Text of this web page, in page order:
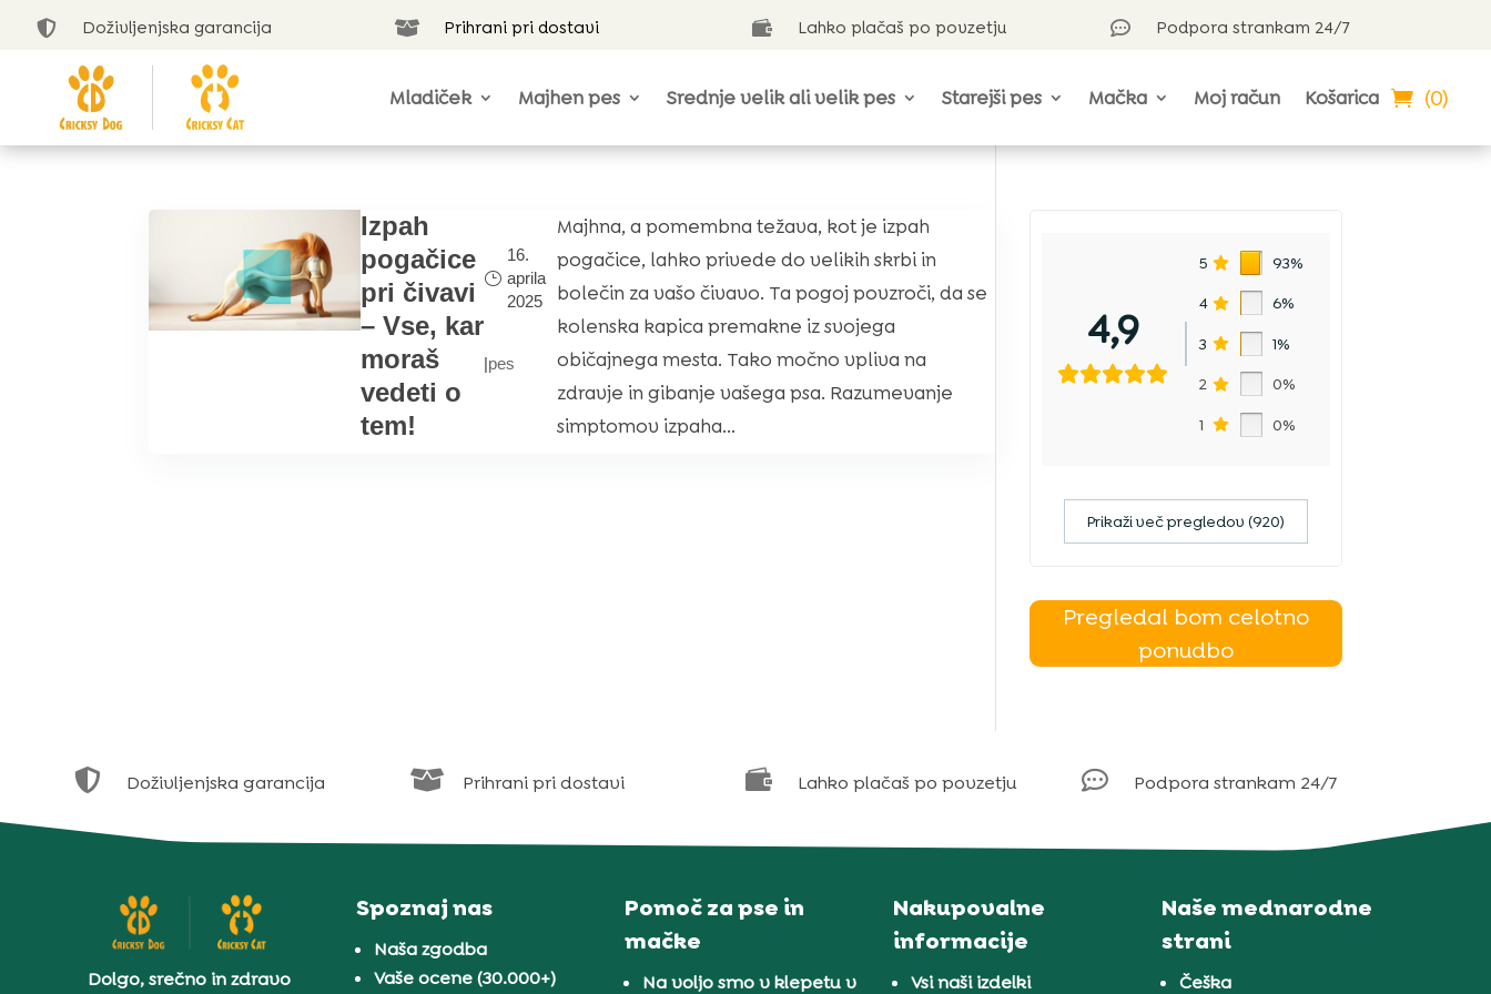
 Doživljenjska garancija  Prihrani pri dostavi  Lahko plačaš po povzetju  Podpora strankam 24/7
Mladiček Majhen pes Srednje velik ali velik pes Starejši pes Mačka Moj račun Košarica (0)
Izpah
pogačice
pri čivavi
– Vse, kar
moraš
vedeti o
tem!
16.
aprila
2025
|pes
Majhna, a pomembna težava, kot je izpah
pogačice, lahko privede do velikih skrbi in
bolečin za vašo čivavo. Ta pogoj povzroči, da se
kolenska kapica premakne iz svojega
običajnega mesta. Tako močno vpliva na
zdravje in gibanje vašega psa. Razumevanje
simptomov izpaha...
4,9
5 93%
4 6%
3 1%
2 0%
1 0%
Prikaži več pregledov (920)
Pregledal bom celotno
ponudbo
 Doživljenjska garancija  Prihrani pri dostavi  Lahko plačaš po povzetju  Podpora strankam 24/7
Dolgo, srečno in zdravo
Spoznaj nas
Naša zgodba
Vaše ocene (30.000+)
Pomoč za pse in
mačke
Na voljo smo v klepetu v
Nakupovalne
informacije
Vsi naši izdelki
Naše mednarodne
strani
Češka